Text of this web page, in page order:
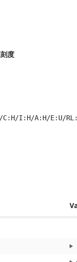
度
I:H/A:H/E:U/
/ Temporal score